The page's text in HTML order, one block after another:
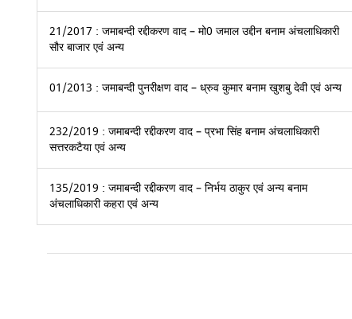
21/2017 : जमाबन्दी रद्दीकरण वाद – मो0 जमाल उद्दीन बनाम अंचलाधिकारी
सौर बाजार एवं अन्य
01/2013 : जमाबन्दी पुनरीक्षण वाद – ध्रुव कुमार बनाम खुशबु देवी एवं अन्य
232/2019 : जमाबन्दी रद्दीकरण वाद – प्रभा सिंह बनाम अंचलाधिकारी
सत्तरकटैया एवं अन्य
135/2019 : जमाबन्दी रद्दीकरण वाद – निर्भय ठाकुर एवं अन्य बनाम
अंचलाधिकारी कहरा एवं अन्य